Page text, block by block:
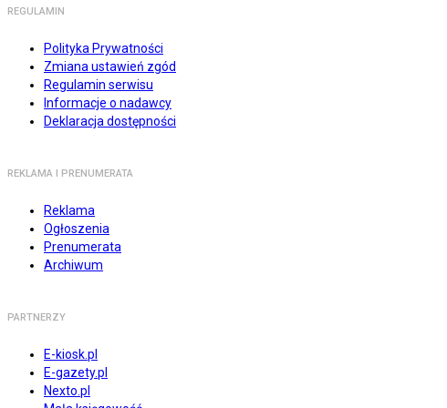
REGULAMIN
Polityka Prywatności
Zmiana ustawień zgód
Regulamin serwisu
Informacje o nadawcy
Deklaracja dostępności
REKLAMA I PRENUMERATA
Reklama
Ogłoszenia
Prenumerata
Archiwum
PARTNERZY
E-kiosk.pl
E-gazety.pl
Nexto.pl